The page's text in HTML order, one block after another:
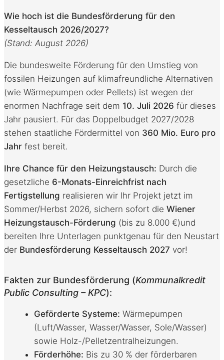
Wie hoch ist die Bundesförderung für den
Kesseltausch 2026/2027?
(Stand: August 2026)
Die bundesweite Förderung für den Umstieg von
fossilen Heizungen auf klimafreundliche Alternativen
(wie Wärmepumpen oder Pellets) ist wegen der
enormen Nachfrage seit dem 10. Juli 2026 für dieses
Jahr pausiert. Für das Doppelbudget 2027/2028
stehen staatliche Fördermittel von 360 Mio. Euro pro
Jahr fest bereit.
Ihre Chance für den Heizungstausch: Durch die
gesetzliche 6-Monats-Einreichfrist nach
Fertigstellung realisieren wir Ihr Projekt jetzt im
Sommer/Herbst 2026, sichern sofort die Wiener
Heizungstausch-Förderung (bis zu 8.000 €)und
bereiten Ihre Unterlagen punktgenau für den Neustart
der Bundesförderung Kesseltausch 2027 vor!
Fakten zur Bundesförderung (Kommunalkredit
Public Consulting – KPC):
Geförderte Systeme: Wärmepumpen
(Luft/Wasser, Wasser/Wasser, Sole/Wasser)
sowie Holz-/Pelletzentralheizungen.
Förderhöhe: Bis zu 30 % der förderbaren